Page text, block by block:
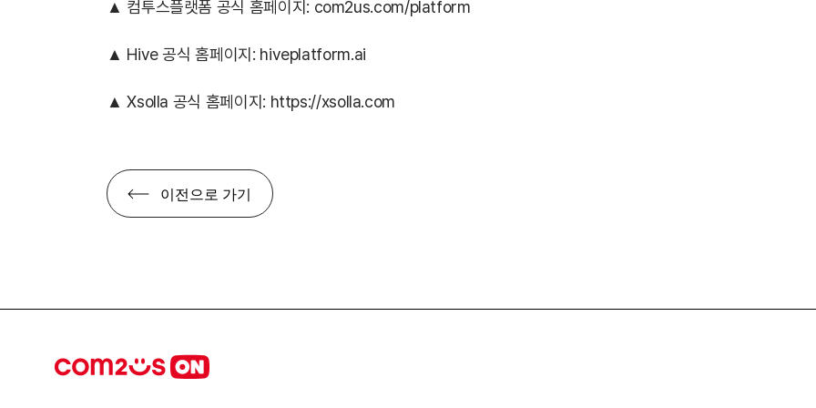
▲ 컴투스플랫폼 공식 홈페이지: com2us.com/platform
▲ Hive 공식 홈페이지: hiveplatform.ai
▲ Xsolla 공식 홈페이지: https://xsolla.com
이전으로 가기